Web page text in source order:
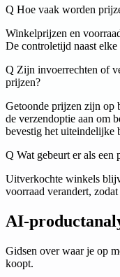
Q Hoe vaak worden
Winkelprijzen en
De controletijd naast
Q Zijn invoerrechten of
prijzen?
Getoonde prijzen zijn op
de verzendoptie aan om
bevestig het uiteindelijke
Q Wat gebeurt er als
Uitverkochte winkels
voorraad verandert,
AI-
Gidsen over waar je op
koopt.